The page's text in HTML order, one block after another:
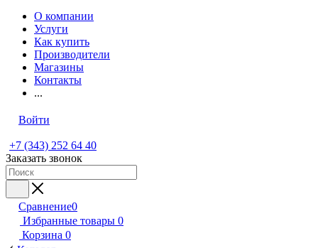
О компании
Услуги
Как купить
Производители
Магазины
Контакты
...
Войти
+7 (343) 252 64 40
Заказать звонок
Сравнение0
Избранные товары 0
Корзина 0